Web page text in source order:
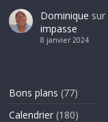
Dominique sur
impasse
8 janvier 2024
Bons plans (77)
Calendrier (180)